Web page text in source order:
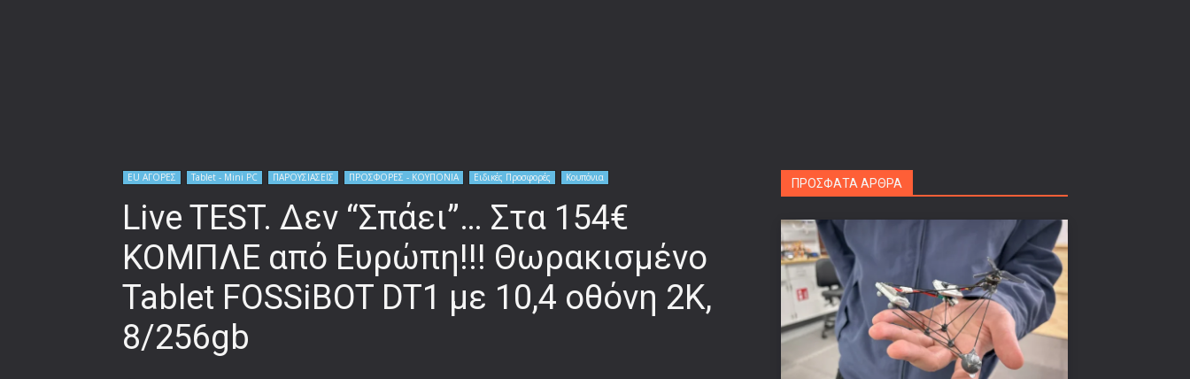
EU ΑΓΟΡΕΣ Tablet - Mini PC ΠΑΡΟΥΣΙΑΣΕΙΣ ΠΡΟΣΦΟΡΕΣ - ΚΟΥΠΟΝΙΑ Ειδικές Προσφορές Κουπόνια
Live TEST. Δεν “Σπάει”… Στα 154€
ΚΟΜΠΛΕ από Ευρώπη!!! Θωρακισμένο
Tablet FOSSiBOT DT1 με 10,4 οθόνη 2Κ,
8/256gb
ΠΡΟΣΦΑΤΑ ΑΡΘΡΑ